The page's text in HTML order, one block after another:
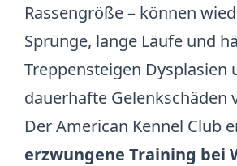
Rassengröße – können
Sprünge, lange Läufe und
Treppensteigen Dysplasien
dauerhafte Gelenkschäden
Der American Kennel Club
erzwungene Training bei